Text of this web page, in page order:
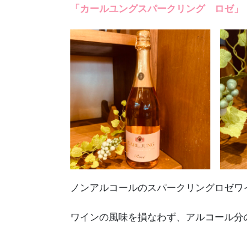
「カールユングスパークリング ロゼ」
ノンアルコールのスパークリングロゼ
ワインの風味を損なわず、アルコール分